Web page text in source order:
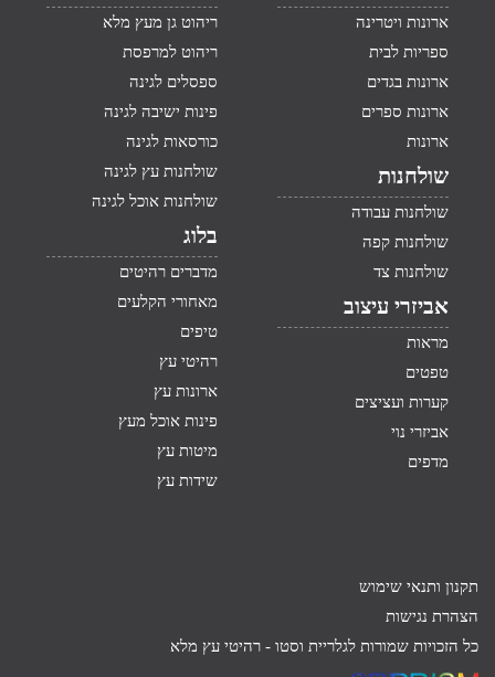
ארונות ויטרינה
ספריות לבית
ארונות בגדים
ארונות ספרים
ארונות
שולחנות
שולחנות עבודה
שולחנות קפה
שולחנות צד
אביזרי עיצוב
מראות
טפטים
קערות ועציצים
אביזרי נוי
מדפים
ריהוט גן מעץ מלא
ריהוט למרפסת
ספסלים לגינה
פינות ישיבה לגינה
כורסאות לגינה
שולחנות עץ לגינה
שולחנות אוכל לגינה
בלוג
מדברים רהיטים
מאחורי הקלעים
טיפים
רהיטי עץ
ארונות עץ
פינות אוכל מעץ
מיטות עץ
שידות עץ
תקנון ותנאי שימוש
הצהרת נגישות
כל הזכויות שמורות לגלריית וסטו - רהיטי עץ מלא